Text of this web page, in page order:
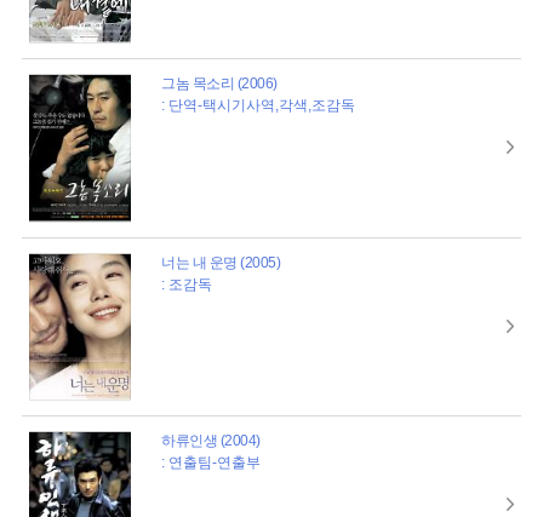
그놈 목소리 (2006)
: 단역-택시기사역,각색,조감독
너는 내 운명 (2005)
: 조감독
하류인생 (2004)
: 연출팀-연출부